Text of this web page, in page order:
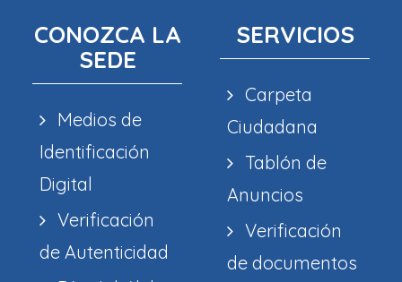
CONOZCA LA
SEDE
Medios de
Identificación
Digital
Verificación
de Autenticidad
SERVICIOS
Carpeta
Ciudadana
Tablón de
Anuncios
Verificación
de documentos